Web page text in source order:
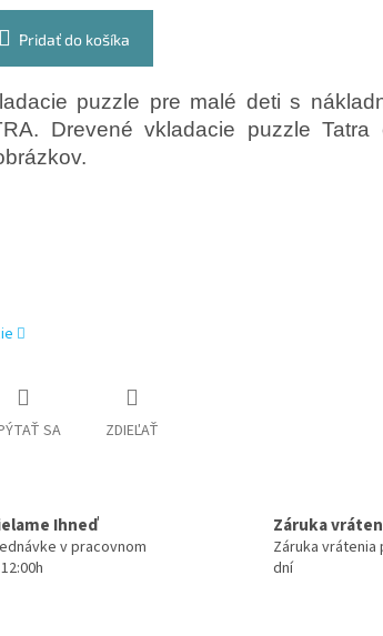
Pridať do košíka
puzzle pre malé deti s
Drevené vkladacie puzzle Tatra
SA ZDIEĽAŤ
Ihneď
v pracovnom
Záruka
Záruka vrátenia
dní